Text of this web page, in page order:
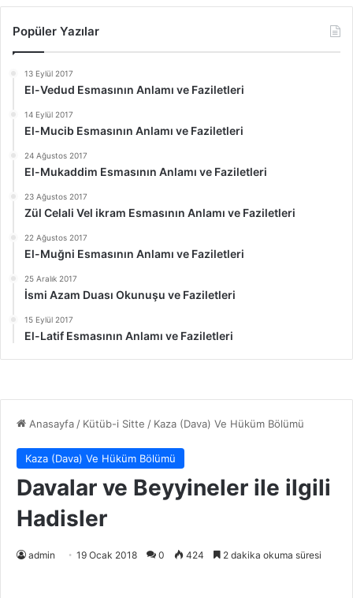
Popüler Yazılar
13 Eylül 2017
El-Vedud Esmasının Anlamı ve Faziletleri
14 Eylül 2017
El-Mucib Esmasının Anlamı ve Faziletleri
24 Ağustos 2017
El-Mukaddim Esmasının Anlamı ve Faziletleri
23 Ağustos 2017
Zül Celali Vel ikram Esmasının Anlamı ve Faziletleri
22 Ağustos 2017
El-Muğni Esmasının Anlamı ve Faziletleri
25 Aralık 2017
İsmi Azam Duası Okunuşu ve Faziletleri
15 Eylül 2017
El-Latif Esmasının Anlamı ve Faziletleri